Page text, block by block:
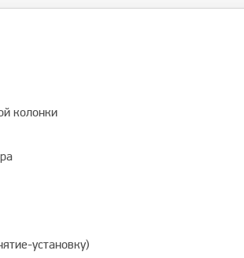
колонки
установку)